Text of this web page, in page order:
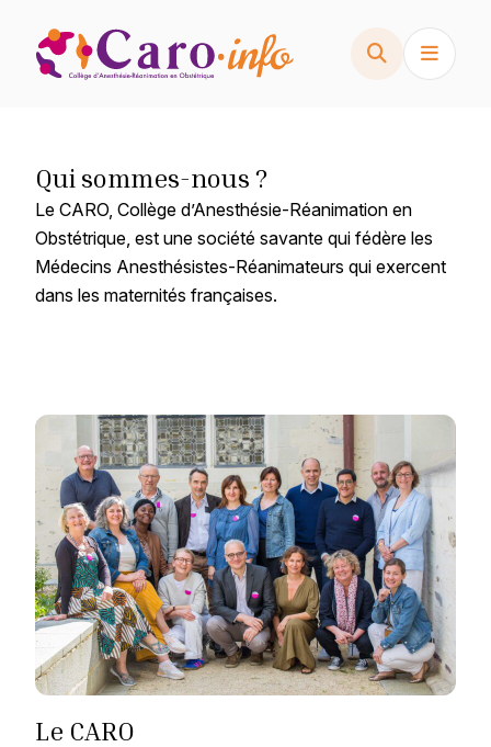
content
Qui sommes-nous ?
Le CARO, Collège d’Anesthésie-Réanimation en
Obstétrique, est une société savante qui fédère les
Médecins Anesthésistes-Réanimateurs qui exercent
dans les maternités françaises.
Le CARO